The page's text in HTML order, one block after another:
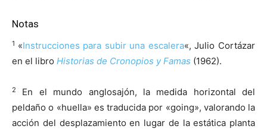
Notas
1 «Instrucciones para subir una escalera«, Julio Cortázar
en el libro Historias de Cronopios y Famas (1962).
2
En el mundo anglosajón, la medida horizontal del
peldaño o «huella» es traducida por «going», valorando la
acción del desplazamiento en lugar de la estática planta